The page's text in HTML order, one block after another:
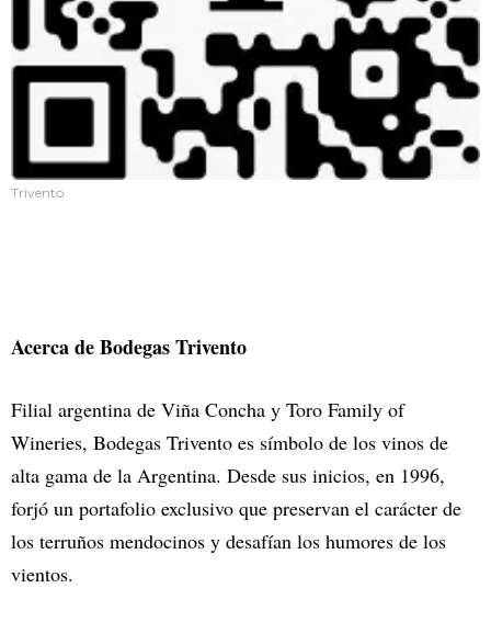
Trivento
Acerca de Bodegas Trivento
Filial argentina de Viña Concha y Toro Family of
Wineries, Bodegas Trivento es símbolo de los vinos de
alta gama de la Argentina. Desde sus inicios, en 1996,
forjó un portafolio exclusivo que preservan el carácter de
los terruños mendocinos y desafían los humores de los
vientos.